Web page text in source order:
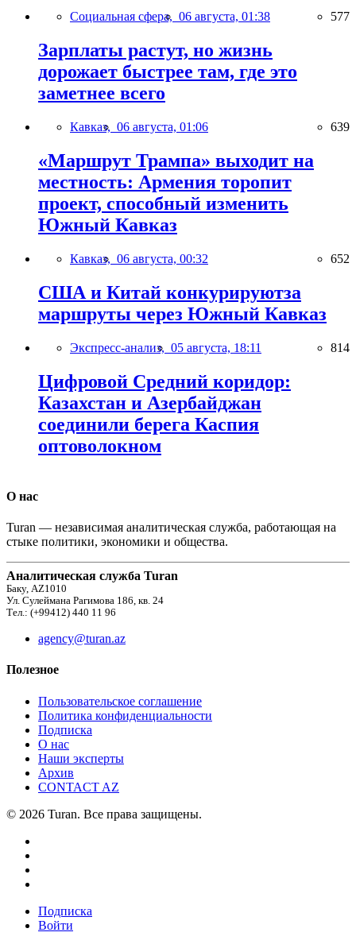
Социальная сфера, 06 августа, 01:38 577
Зарплаты растут, но жизнь
дорожает быстрее там, где это
заметнее всего
Кавказ, 06 августа, 01:06 639
«Маршрут Трампа» выходит на
местность: Армения торопит
проект, способный изменить
Южный Кавказ
Кавказ, 06 августа, 00:32 652
США и Китай конкурируютза
маршруты через Южный Кавказ
Экспресс-анализ, 05 августа, 18:11 814
Цифровой Средний коридор:
Казахстан и Азербайджан
соединили берега Каспия
оптоволокном
О нас
Turan — независимая аналитическая служба, работающая на
стыке политики, экономики и общества.
Аналитическая служба Turan
Баку, AZ1010
Ул. Сулеймана Рагимова 186, кв. 24
Тел.: (+99412) 440 11 96
agency@turan.az
Полезное
Пользовательское соглашение
Политика конфиденциальности
Подписка
О нас
Наши эксперты
Архив
CONTACT AZ
© 2026 Turan. Все права защищены.
Подписка
Войти